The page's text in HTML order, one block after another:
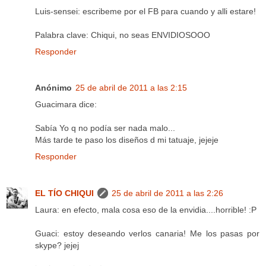
Luis-sensei: escribeme por el FB para cuando y alli estare!
Palabra clave: Chiqui, no seas ENVIDIOSOOO
Responder
Anónimo 25 de abril de 2011 a las 2:15
Guacimara dice:
Sabía Yo q no podía ser nada malo...
Más tarde te paso los diseños d mi tatuaje, jejeje
Responder
EL TÍO CHIQUI
25 de abril de 2011 a las 2:26
Laura: en efecto, mala cosa eso de la envidia....horrible! :P
Guaci: estoy deseando verlos canaria! Me los pasas por
skype? jejej